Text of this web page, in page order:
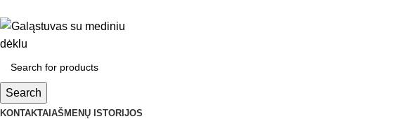
Search
KONTAKTAI AŠMENŲ ISTORIJOS